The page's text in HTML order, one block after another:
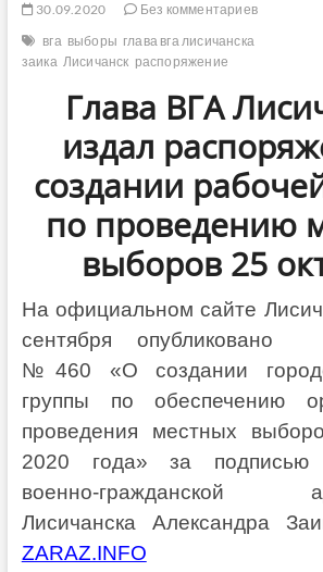
30.09.2020
Без комментариев
вга выборы глава вга лисичанска
заика Лисичанск распоряжение
Глава ВГА
издал
создании
по проведению
выборов 25
На официальном сайте
сентября опубликовано
№460 «О создании
группы по обеспечению
проведения местных
2020 года» за подписью
военно-гражданской
Лисичанска Александра
ZARAZ.INFO